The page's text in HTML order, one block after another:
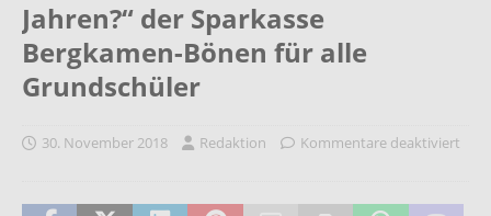
Jahren?“ der Sparkasse
Bergkamen-Bönen für alle
Grundschüler
30. November 2018 Redaktion Kommentare deaktiviert